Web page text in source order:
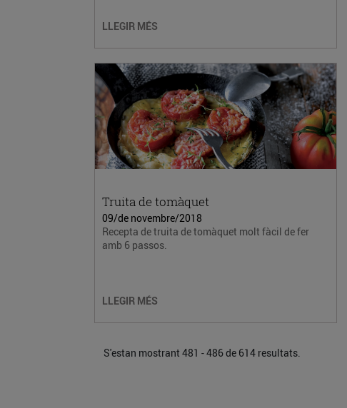
LLEGIR MÉS
Truita de tomàquet
09/de novembre/2018
Recepta de truita de tomàquet molt fàcil de fer
amb 6 passos.
LLEGIR MÉS
S'estan mostrant 481 - 486 de 614 resultats.